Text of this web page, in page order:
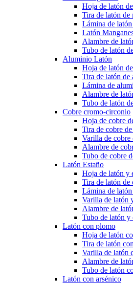
Hoja de latón
Tira de latón de
Lámina de
Latón
Alambre de
Tubo de latón
Aluminio Latón
Hoja de latón
Tira de latón de
Lámina de
Alambre de
Tubo de latón
Cobre cromo-circonio
Hoja de cobre
Tira de cobre
Varilla de
Alambre de
Tubo de cobre
Latón Estaño
Hoja de latón y
Tira de latón de
Lámina de
Varilla de latón
Alambre de
Tubo de latón y
Latón con plomo
Hoja de latón
Tira de latón
Varilla de latón
Alambre de
Tubo de latón
Latón con arsénico